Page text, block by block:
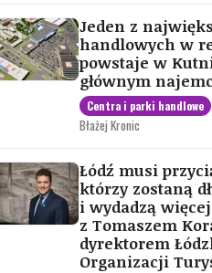
Jeden z
handlowych w
powstaje w
głównym
Centra i parki handlowe
Błażej Kronic
Łódź musi
którzy zostaną
i wydadzą
z Tomaszem
dyrektorem
Organizacji